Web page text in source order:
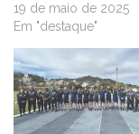
19 de maio de 2025
Em "destaque"